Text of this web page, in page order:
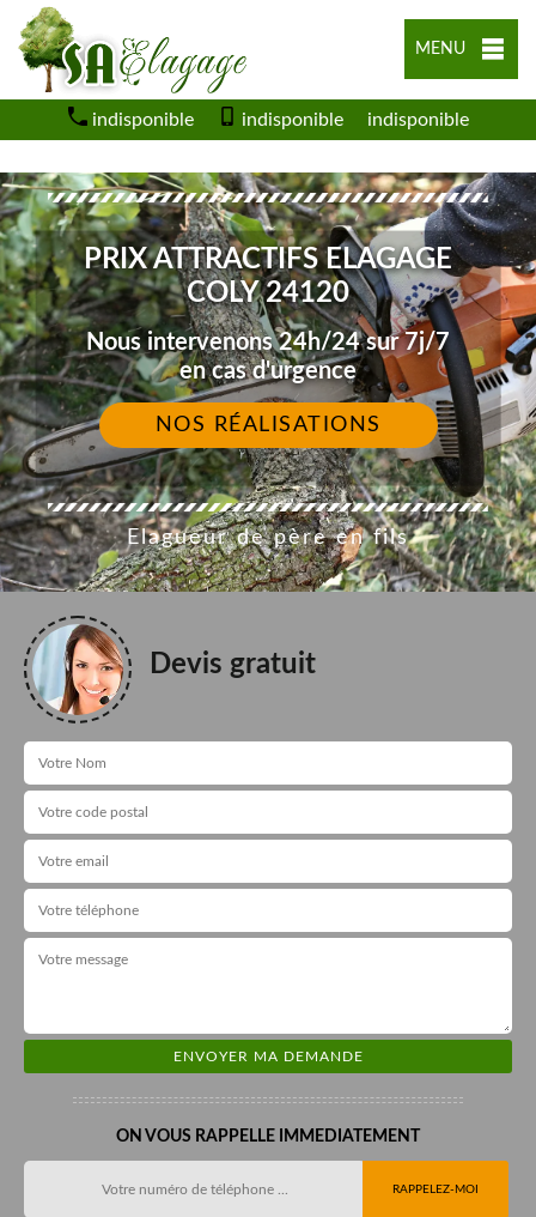
MENU
indisponible indisponible indisponible
PRIX ATTRACTIFS ELAGAGE
COLY 24120
Nous intervenons 24h/24 sur 7j/7
en cas d'urgence
NOS RÉALISATIONS
Elagueur de père en fils
Devis gratuit
ON VOUS RAPPELLE IMMEDIATEMENT